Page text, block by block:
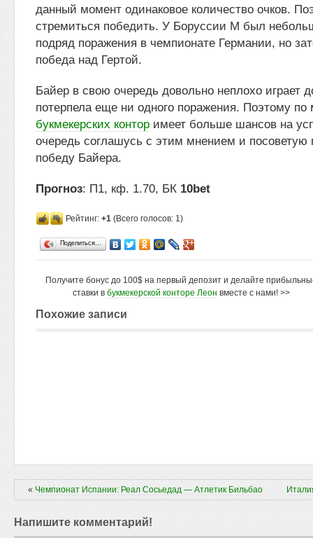
данный момент одинаковое количество очков.
стремиться победить. У Боруссии М был
подряд поражения в чемпионате Германии, но
победа над Гертой.
Байер в свою очередь довольно неплохо играет
потерпела еще ни одного поражения. Поэтому
букмекерских контор имеет больше шансов на
очередь соглашусь с этим мнением и посоветую
победу Байера.
Прогноз: П1, кф. 1.70, БК 10bet
Рейтинг: +1 (Всего голосов: 1)
Поделиться…
Получите бонус до 100$ на первый депозит и делайте
ставки в букмекерской конторе Леон вместе с нами! >>
Похожие записи
« Чемпионат Испании: Реал Сосьедад — Атлетик Бильбао
Напишите комментарий!